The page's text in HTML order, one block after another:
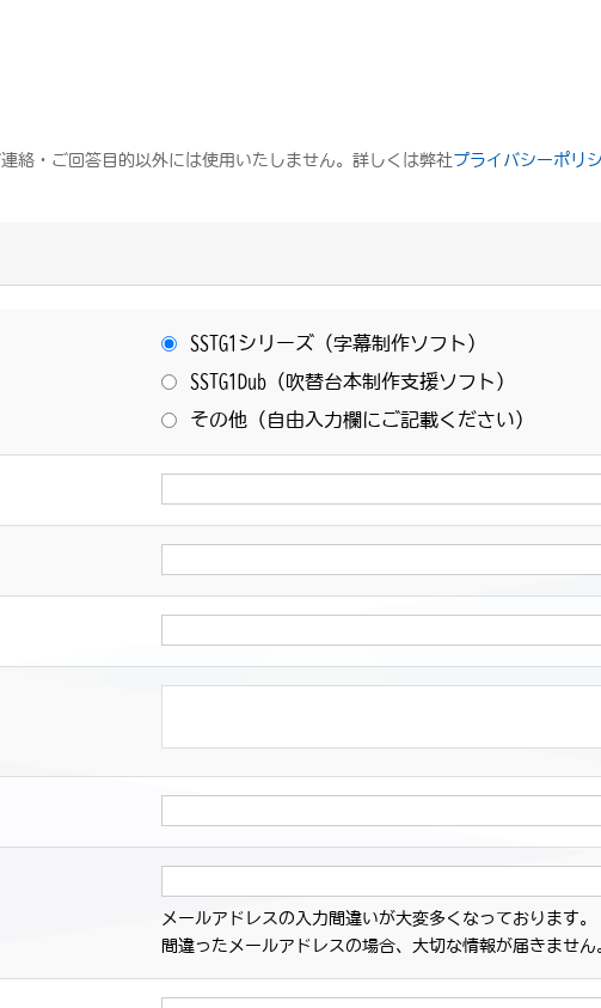
絡・ご回答目的以外には使用いたしません。詳しくは弊社プライバシーポリ
SSTG1シリーズ（字幕制作ソフト）
SSTG1Dub（吹替台本制作支援ソフト）
その他（自由入力欄にご記載ください）
メールアドレスの入力間違いが大変多くなっております。
間違ったメールアドレスの場合、大切な情報が届きませ